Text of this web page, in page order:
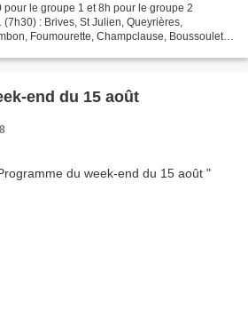
le groupe 1 et 8h pour le groupe 2
: Brives, St Julien, Queyrières,
Foumourette, Champclause, Boussoulet,
end du 15 août